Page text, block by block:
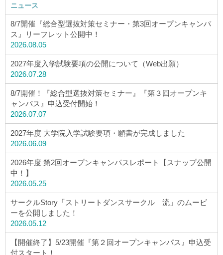
ニュース
8/7開催『総合型選抜対策セミナー・第3回オープンキャンパ
ス』リーフレット公開中！
2026.08.05
2027年度入学試験要項の公開について（Web出願）
2026.07.28
8/7開催！『総合型選抜対策セミナー』『第３回オープンキ
ャンパス』申込受付開始！
2026.07.07
2027年度 大学院入学試験要項・願書が完成しました
2026.06.09
2026年度 第2回オープンキャンパスレポート【スナップ公開
中！】
2026.05.25
サークルStory「ストリートダンスサークル 流」のムービ
ーを公開しました！
2026.05.12
【開催終了】5/23開催『第２回オープンキャンパス』申込受
付スタート！